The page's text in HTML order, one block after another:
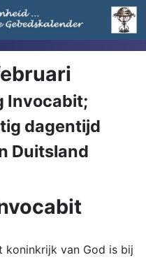
Invocabit;
dagentijd
Duitsland
van God is bij